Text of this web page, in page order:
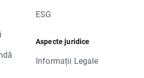
ESG
Aspecte juridice
Informații Legale